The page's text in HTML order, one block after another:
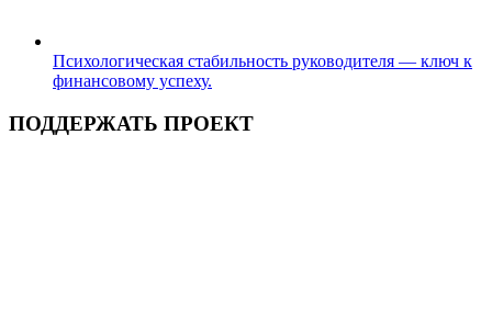
Психологическая стабильность руководителя — ключ к
финансовому успеху.
ПОДДЕРЖАТЬ ПРОЕКТ